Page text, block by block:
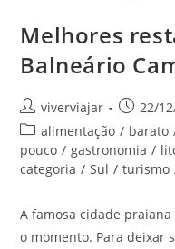
Melhores
Balneário
Autor
do
post:
viverviajar
Post22/
Categoria
do
post:
alimentação / barato
pouco / gastronomia /
categoria / Sul / turismo
A famosa cidade
o momento. Para deixar